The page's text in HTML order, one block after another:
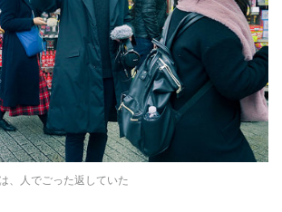
、人でごった返していた